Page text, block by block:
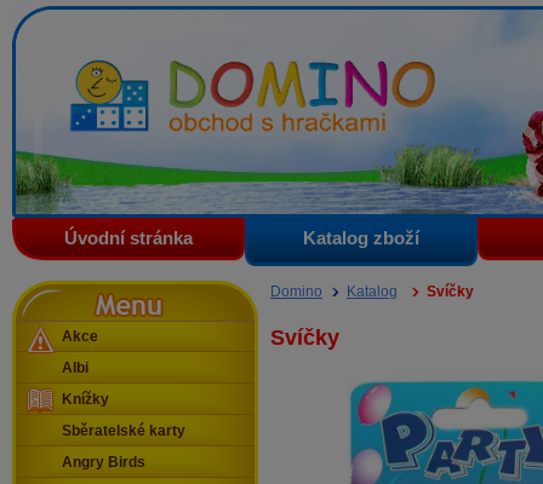
Domino - obchod s hračkami
Úvodní stránka Katalog zboží
Domino Katalog Svíčky
Svíčky
Menu
Akce
Albi
Knížky
Sběratelské karty
Angry Birds